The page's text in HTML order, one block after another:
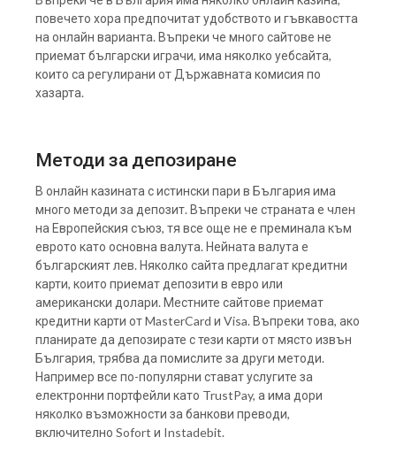
повечето хора предпочитат удобството и гъвкавостта
на онлайн варианта. Въпреки че много сайтове не
приемат български играчи, има няколко уебсайта,
които са регулирани от Държавната комисия по
хазарта.
Методи за депозиране
В онлайн казината с истински пари в България има
много методи за депозит. Въпреки че страната е член
на Европейския съюз, тя все още не е преминала към
еврото като основна валута. Нейната валута е
българският лев. Няколко сайта предлагат кредитни
карти, които приемат депозити в евро или
американски долари. Местните сайтове приемат
кредитни карти от MasterCard и Visa. Въпреки това, ако
планирате да депозирате с тези карти от място извън
България, трябва да помислите за други методи.
Например все по-популярни стават услугите за
електронни портфейли като TrustPay, а има дори
няколко възможности за банкови преводи,
включително Sofort и Instadebit.